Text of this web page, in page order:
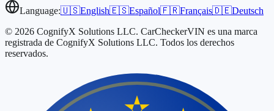
Language:🇺🇸English🇪🇸Español🇫🇷Français🇩🇪Deutsch
© 2026 CognifyX Solutions LLC. CarCheckerVIN es una marca
registrada de CognifyX Solutions LLC. Todos los derechos
reservados.